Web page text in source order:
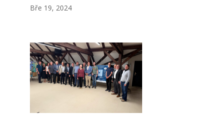
Bře 19, 2024